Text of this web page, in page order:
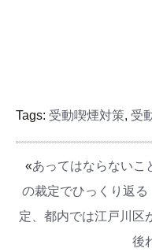
Tags: 受動喫煙対策, 受
«あってはならないこ
の裁定でひっくり返る
定、都内では江戸川区
後